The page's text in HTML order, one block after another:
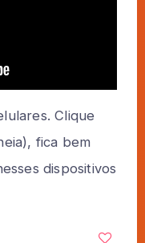
Clique
fica bem
dispositivos